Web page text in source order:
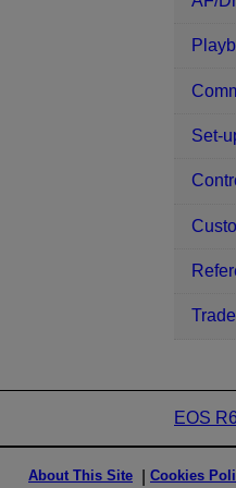
Set-
EOS
About This Site Cookies